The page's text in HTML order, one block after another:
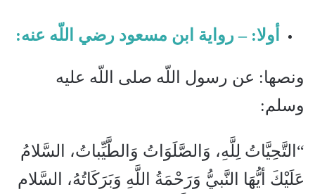
أولا: – رواية ابن مسعود رضي اللّه عنه:
ونصها: عن رسول اللّه صلى اللّه عليه
وسلم‏:‏ ‏
“‏التَّحِيَّاتُ لِلَّهِ، وَالصَّلَوَاتُ وَالطَّيِّباتُ، السَّلامُ
عَلَيْكَ أيُّهَا النَّبيُّ وَرَحْمَةُ اللَّهِ وَبَرَكَاتُهُ، السَّلام